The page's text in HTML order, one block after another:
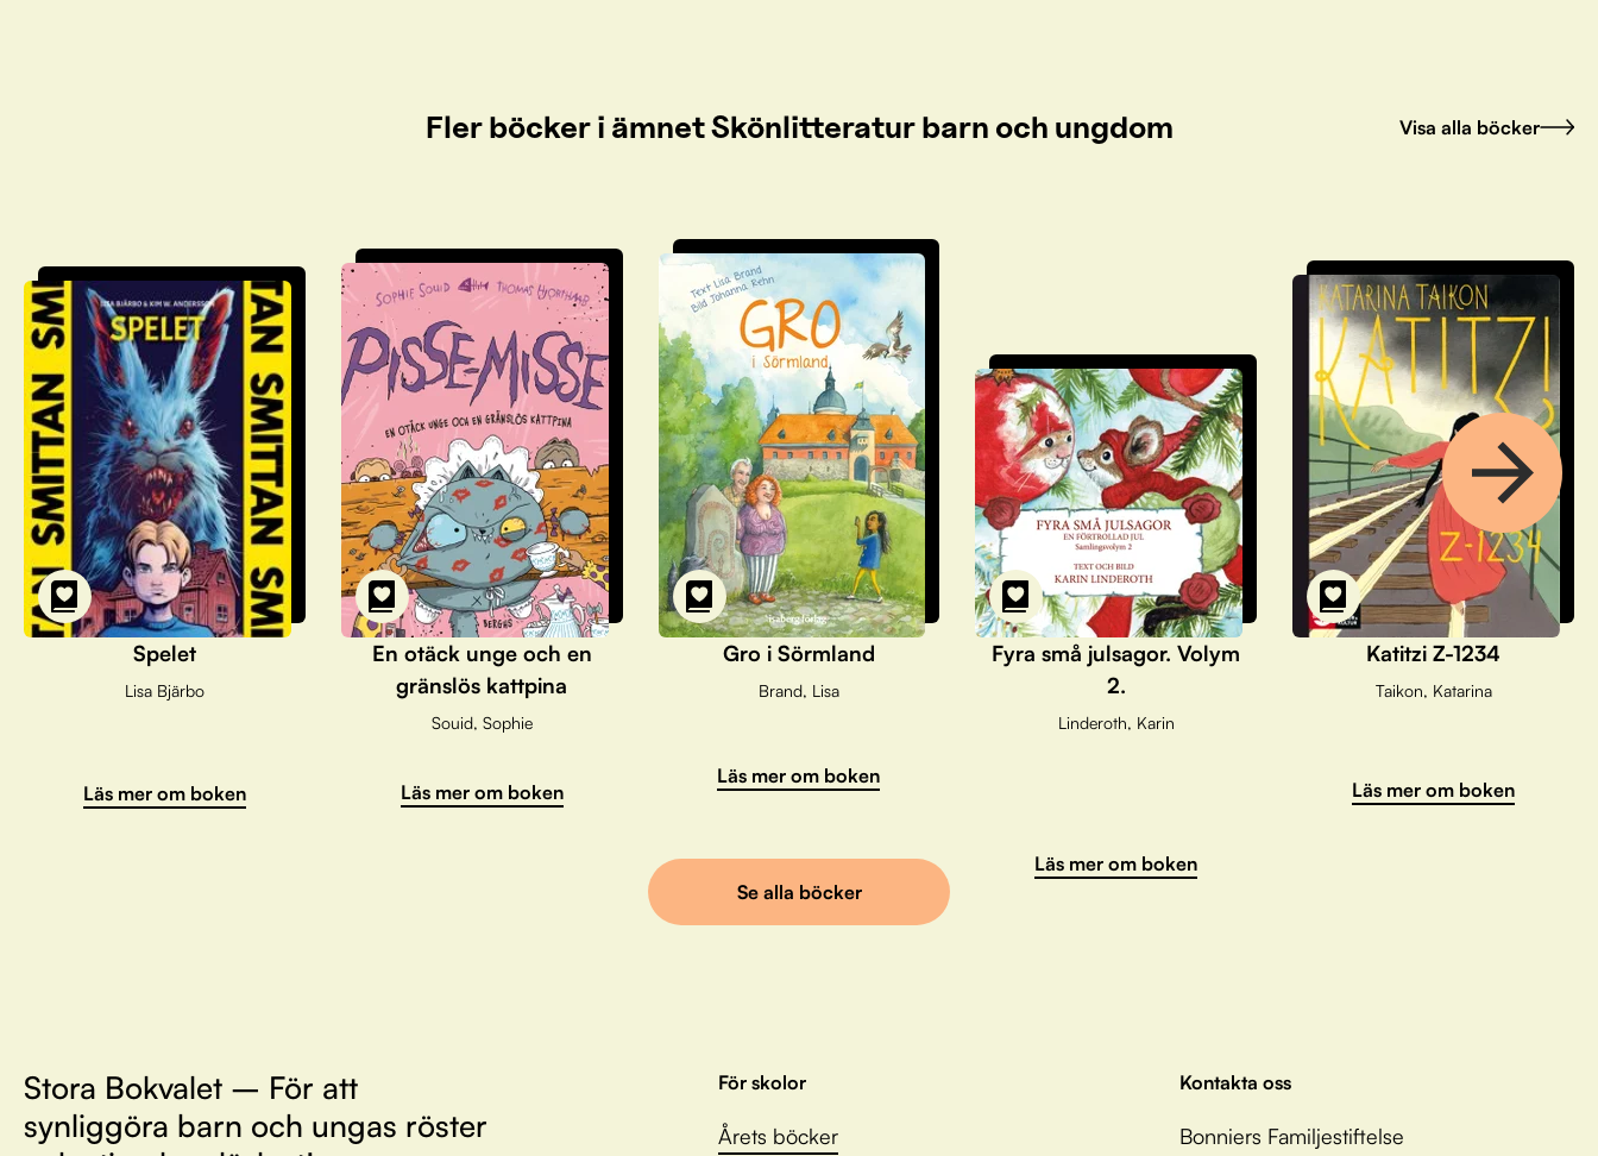
Fler böcker i ämnet Skönlitteratur barn och ungdom Visa alla böcker
Spelet
Lisa Bjärbo
Läs mer om boken
En otäck unge och en
gränslös kattpina
Souid, Sophie
Läs mer om boken
Gro i Sörmland
Brand, Lisa
Läs mer om boken
Fyra små julsagor. Volym
2.
Linderoth, Karin
Läs mer om boken
Katitzi Z-1234
Taikon, Katarina
Läs mer om boken
Se alla böcker
Stora Bokvalet – För att
synliggöra barn och ungas röster
För skolor
Årets böcker
Kontakta oss
Bonniers Familjestiftelse